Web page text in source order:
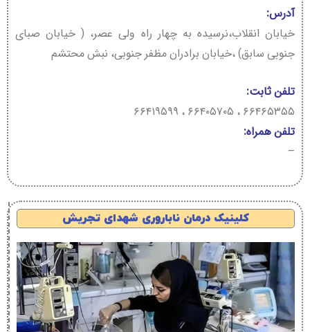
آدرس:
خیابان انقلاب،نرسیده به چهار راه ولی عصر، ( خیابان صبای
جنوبی سابق) ،خیابان برادران مظفر جنوبی، نبش محتشم
تلفن ثابت:
۶۶۴۶۵۳۵۵ ، ۶۶۴۰۵۷۰۵ ، ۶۶۴۱۹۵۹۹
تلفن همراه:
–
کلینیک درمان ناباروری شهدای تجریش